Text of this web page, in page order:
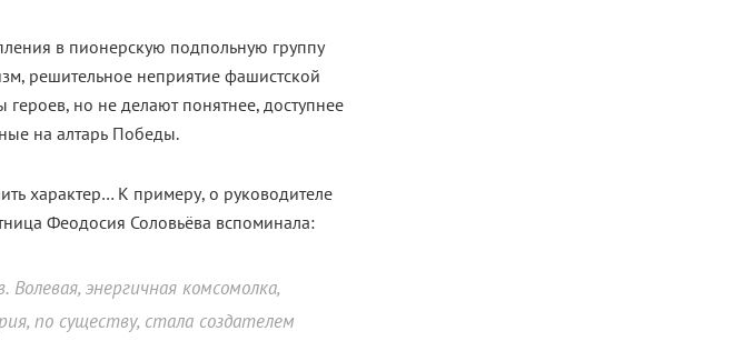
в пионерскую подпольную группу
решительное неприятие фашистской
но не делают понятнее, доступнее
на алтарь Победы.
характер… К примеру, о руководителе
Феодосия Соловьёва вспоминала:
энергичная комсомолка,
по существу, стала создателем